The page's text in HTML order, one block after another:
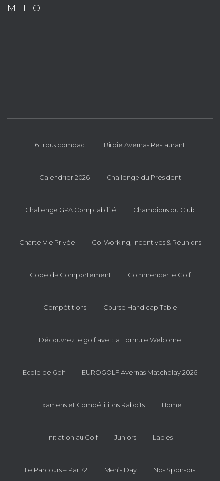
METEO
6 trous compact Birdie Avernas Restaurant
Calendrier 2026 Challenge du Président
Challenge GPA Comptabilité Champions du Club
Charte Vie Privée Co-Working, Incentives & Réunions
Code de Comportement Commencer le Golf
Compétitions Course Handicap Table
Découvrez le golf avec la Formule Welcome
Ecole de Golf EUROGOLF Avernas Matchplay 2026
Examens et Compétitions Rabbits Home
Initiation au Golf Juniors Ladies
Le Parcours – Par 72 Men’s Day Nos Sponsors